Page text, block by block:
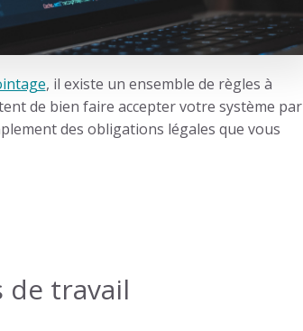
, il existe un ensemble de règles à
de bien faire accepter votre système par
des obligations légales que vous
de travail